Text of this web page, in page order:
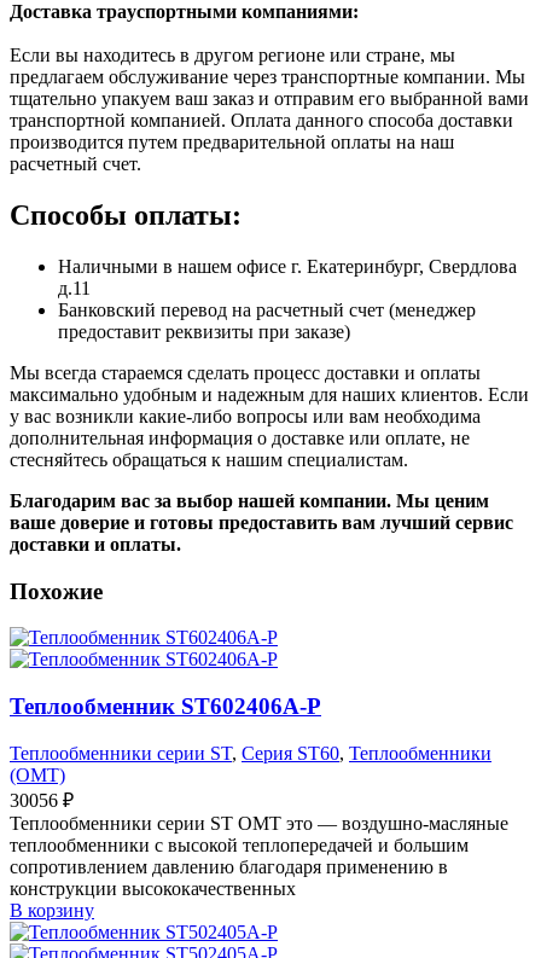
Доставка траyспортными компаниями:
Если вы находитесь в другом регионе или стране, мы
предлагаем обслуживание через транспортные компании. Мы
тщательно упакуем ваш заказ и отправим его выбранной вами
транспортной компанией. Оплата данного способа доставки
производится путем предварительной оплаты на наш
расчетный счет.
Способы оплаты:
Наличными в нашем офисе г. Екатеринбург, Свердлова
д.11
Банковский перевод на расчетный счет (менеджер
предоставит реквизиты при заказе)
Мы всегда стараемся сделать процесс доставки и оплаты
максимально удобным и надежным для наших клиентов. Если
у вас возникли какие-либо вопросы или вам необходима
дополнительная информация о доставке или оплате, не
стесняйтесь обращаться к нашим специалистам.
Благодарим вас за выбор нашей компании. Мы ценим
ваше доверие и готовы предоставить вам лучший сервис
доставки и оплаты.
Похожие
Теплообменник ST602406A-P
Теплообменники серии ST, Серия ST60, Теплообменники
(OMT)
30056 ₽
Теплообменники серии ST OMT это — воздушно-масляные
теплообменники с высокой теплопередачей и большим
сопротивлением давлению благодаря применению в
конструкции высококачественных
В корзину